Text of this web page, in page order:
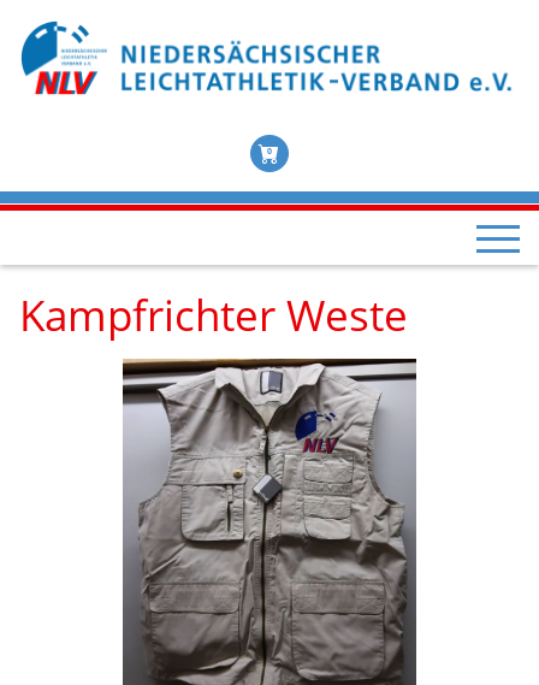
0
Kampfrichter Weste